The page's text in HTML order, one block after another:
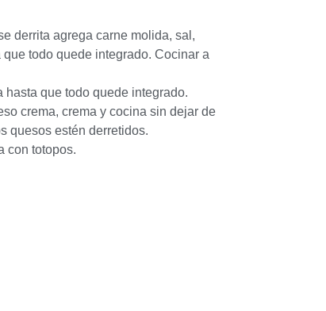
derrita agrega carne molida, sal,
todo quede integrado. Cocinar a
hasta que todo quede integrado.
crema, crema y cocina sin dejar de
quesos estén derretidos.
con totopos.